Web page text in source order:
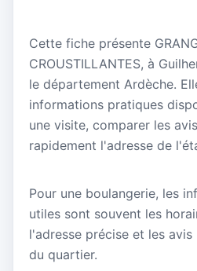
Cette fiche présente
CROUSTILLANTES, à
le département Ardèche.
informations pratiques
une visite, comparer les
rapidement l'adresse de
Pour une boulangerie, les
utiles sont souvent les
l'adresse précise et les
du quartier.